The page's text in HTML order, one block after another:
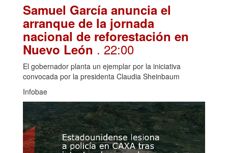
Samuel García anuncia el
arranque de la jornada
nacional de reforestación en
Nuevo León . 22:00
El gobernador planta un ejemplar por la iniciativa
convocada por la presidenta Claudia Sheinbaum
Infobae